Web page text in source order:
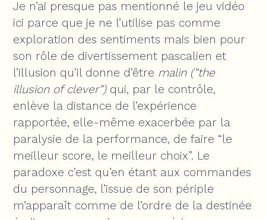
Je n’ai presque pas mentionné le jeu vidéo
ici parce que je ne l’utilise pas comme
exploration des sentiments mais bien pour
son rôle de divertissement pascalien et
l’illusion qu’il donne d’être malin (”the
illusion of clever”)qui, par le contrôle,
enlève la distance de l’expérience
rapportée, elle-même exacerbée par la
paralysie de la performance, de faire “le
meilleur score, le meilleur choix”. Le
paradoxe c’est qu’en étant aux commandes
du personnage, l’issue de son périple
m’apparaît comme de l’ordre de la destinée